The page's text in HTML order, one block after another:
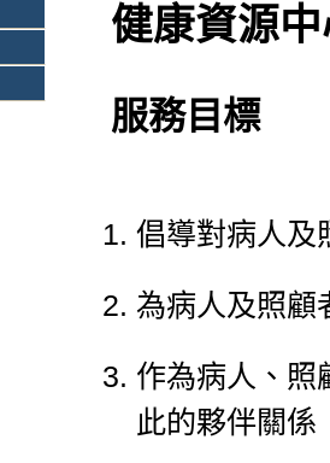
健康資源
服務目標
倡導對病人及
為病人及照顧
作為病人、照
此的夥伴關係